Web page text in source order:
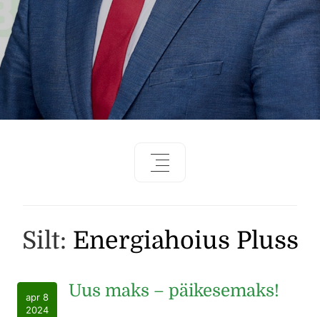
Silt: Energiahoius Pluss
apr 8
2024
Uus maks – päikesemaks!